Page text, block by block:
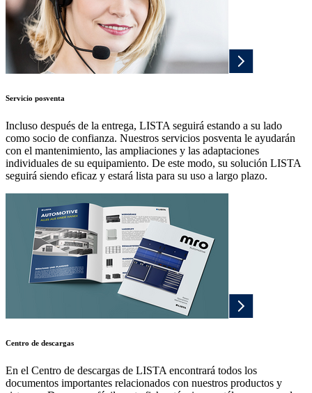
Servicio posventa
Incluso después de la entrega, LISTA seguirá estando a su lado
como socio de confianza. Nuestros servicios posventa le ayudarán
con el mantenimiento, las ampliaciones y las adaptaciones
individuales de su equipamiento. De este modo, su solución LISTA
seguirá siendo eficaz y estará lista para su uso a largo plazo.
Centro de descargas
En el Centro de descargas de LISTA encontrará todos los
documentos importantes relacionados con nuestros productos y